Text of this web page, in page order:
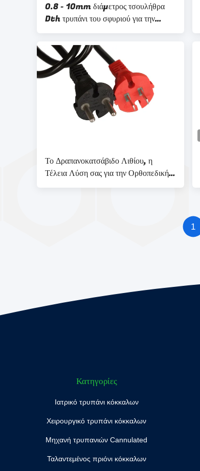
0.8 - 10mm διάμετρος τσουλήθρα
Dth τρυπάνι του σφυριού για την
ορθοπεδική χειρουργική επέμβαση
Το Δραπανοκατσάβιδο Λιθίου, η
Τέλεια Λύση σας για την Ορθοπεδική
Χειρουργική
1
Κατηγορίες
Ιατρικό τρυπάνι κόκκαλων
Χειρουργικό τρυπάνι κόκκαλων
Μηχανή τρυπανιών Cannulated
Ταλαντεμένος πριόνι κόκκαλων